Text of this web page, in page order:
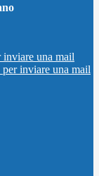
una mail
inviare una mail